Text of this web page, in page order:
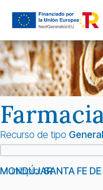
Recurso de tipo General
Municipio:
SANTA FE DE MONDÚJAR